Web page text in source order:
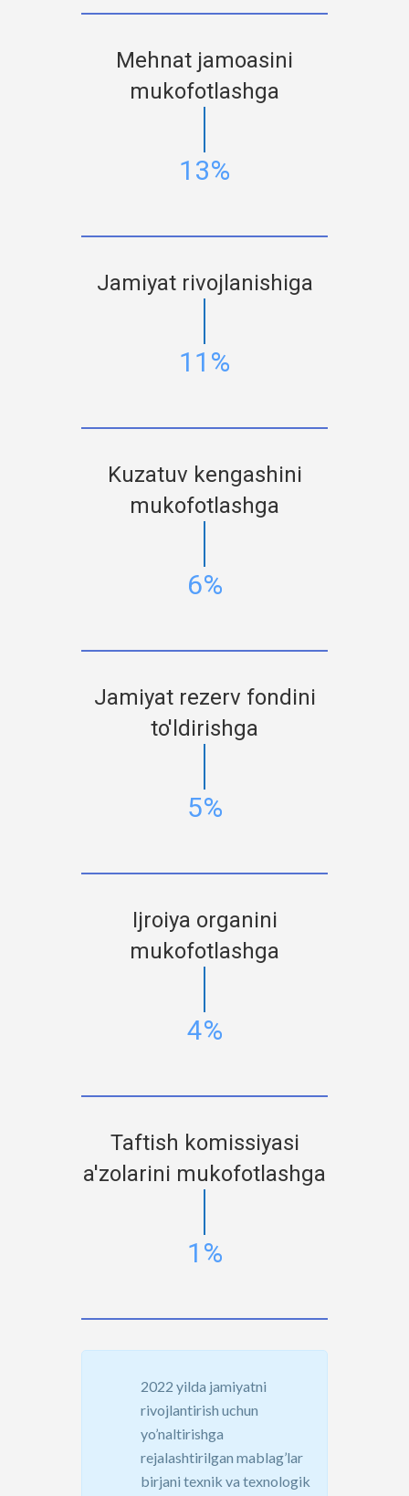
Mehnat jamoasini
mukofotlashga
13%
Jamiyat rivojlanishiga
11%
Kuzatuv kengashini
mukofotlashga
6%
Jamiyat rezerv fondini
to'ldirishga
5%
Ijroiya organini
mukofotlashga
4%
Taftish komissiyasi
a'zolarini mukofotlashga
1%
2022 yilda jamiyatni
rivojlantirish uchun
yo’naltirishga
rejalashtirilgan mablag’lar
birjani texnik va texnologik